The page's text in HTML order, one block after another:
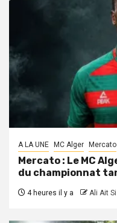
A LA UNE MC Alger Mercato
Mercato : Le MC
du championnat
4 heures il y a Ali Ait